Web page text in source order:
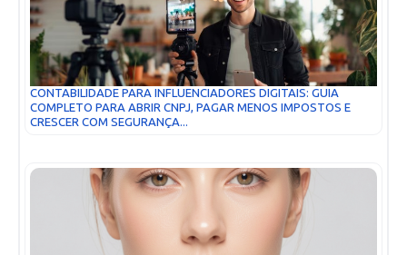
CONTABILIDADE PARA INFLUENCIADORES DIGITAIS: GUIA
COMPLETO PARA ABRIR CNPJ, PAGAR MENOS IMPOSTOS E
CRESCER COM SEGURANÇA...